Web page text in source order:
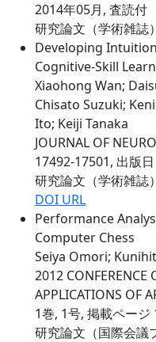
2014年05月, 査読付
研究論文（学術雑誌
Developing
Cognitive-Skill
Xiaohong Wan;
Chisato Suzuki;
Ito; Keiji Tanaka
JOURNAL OF
17492-17501, 出版
研究論文（学術雑誌
DOI URL
Performance
Computer Chess
Seiya Omori;
2012 CONFERENCE
APPLICATIONS OF
1巻, 1号, 掲載ペー
研究論文（国際会議